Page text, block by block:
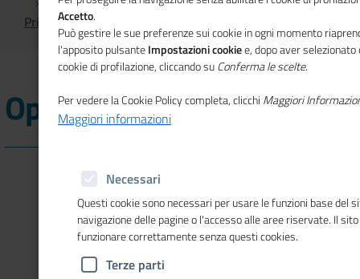
Primo Piano
Open Gov Week 2026
Accetto.
Può gestire le sue preferenze sui cookie in ogni momento
l'apposito pulsanteImpostazioni cookiee, dopo aver
cookie di profilazione, cliccando suConferma le scelte.
Per vedere la Cookie Policy completa, clicchi Maggiori
Maggiori informazioni
Necessari
Questi cookie sono necessari per usare le funzioni base del
navigazione delle pagine o l'accesso alle aree riservate. Il
funzionare correttamente senza questi cookies.
Terze parti